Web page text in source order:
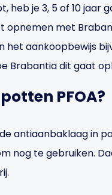
heb je 3, 5 of 10 jaar
opnemen met
het aankoopbewijs
Brabantia dit gaat
PFOA?
antiaanbaklaag in
nog te gebruiken.